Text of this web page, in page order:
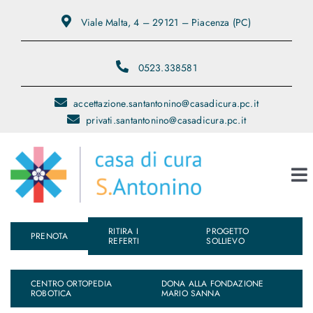
Viale Malta, 4 – 29121 – Piacenza (PC)
0523.338581
accettazione.santantonino@casadicura.pc.it
privati.santantonino@casadicura.pc.it
Chi Siamo
Servizi
PRENOTA RITIRA I
REFERTI
PROGETTO
SOLLIEVO
CENTRO ORTOPEDIA
ROBOTICA
DONA ALLA FONDAZIONE
MARIO SANNA